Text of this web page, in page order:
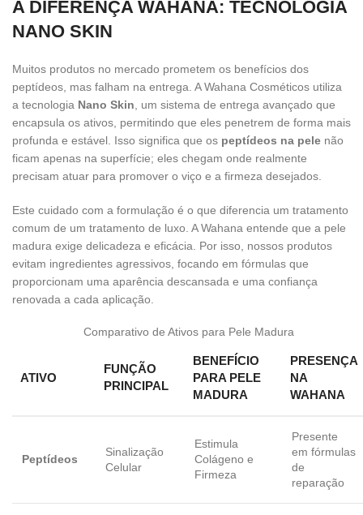
A DIFERENÇA WAHANA: TECNOLOGIA
NANO SKIN
Muitos produtos no mercado prometem os benefícios dos
peptídeos, mas falham na entrega. A Wahana Cosméticos utiliza
a tecnologia Nano Skin , um sistema de entrega avançado que
encapsula os ativos, permitindo que eles penetrem de forma mais
profunda e estável. Isso significa que os peptídeos na pele não
ficam apenas na superfície; eles chegam onde realmente
precisam atuar para promover o viço e a firmeza desejados.
Este cuidado com a formulação é o que diferencia um tratamento
comum de um tratamento de luxo. A Wahana entende que a pele
madura exige delicadeza e eficácia. Por isso, nossos produtos
evitam ingredientes agressivos, focando em fórmulas que
proporcionam uma aparência descansada e uma confiança
renovada a cada aplicação.
Comparativo de Ativos para Pele Madura
ATIVO
FUNÇÃO
PRINCIPAL
BENEFÍCIO
PARA PELE
MADURA
PRESENÇA
NA
WAHANA
Peptídeos
Sinalização
Celular
Estimula
Colágeno e
Firmeza
Presente
em fórmulas
de
reparação